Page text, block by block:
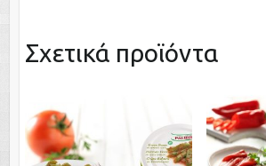
Σχετικά προϊόντα